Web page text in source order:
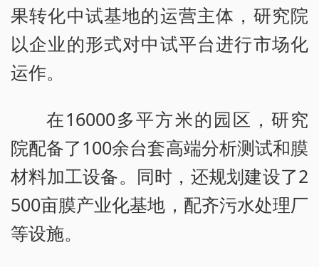
果转化中试基地的运营主体，研究院
以企业的形式对中试平台进行市场化
运作。
在16000多平方米的园区，研究
院配备了100余台套高端分析测试和膜
材料加工设备。同时，还规划建设了2
500亩膜产业化基地，配齐污水处理厂
等设施。